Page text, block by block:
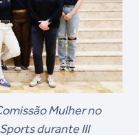
Mulher no
durante III